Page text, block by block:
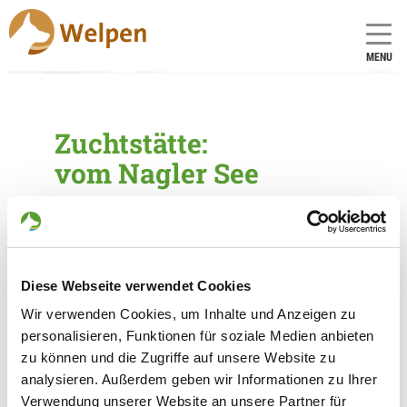
Diese Webseite verwendet Cookies
Wir verwenden Cookies, um Inhalte und Anzeigen zu
personalisieren, Funktionen für soziale Medien anbieten
zu können und die Zugriffe auf unsere Website zu
analysieren. Außerdem geben wir Informationen zu Ihrer
Verwendung unserer Website an unsere Partner für
MENU
Zuchtstätte:
vom Nagler See
Hans Widtmannstr. 12
84076 Pfeffenhausen
Kontakt
Telefon: